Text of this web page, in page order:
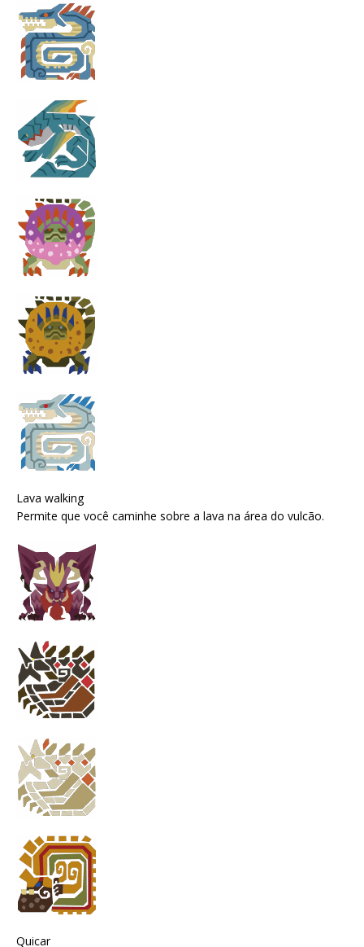
Lava walking
Permite que você caminhe sobre a lava na área do vulcão.
Quicar